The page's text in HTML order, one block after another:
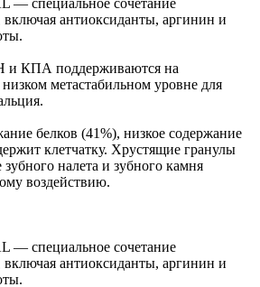
включая антиоксиданты, аргинин и
и КПА поддерживаются на
метастабильном уровне для
белков (41%), низкое содержание
клетчатку. Хрустящие гранулы
налета и зубного камня
воздействию.
— специальное сочетание
включая антиоксиданты, аргинин и